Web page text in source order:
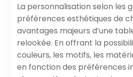
La personnalisation selon les
préférences esthétiques de
avantages majeurs d’une
relookée. En offrant la
couleurs, les motifs, les
en fonction des préférences